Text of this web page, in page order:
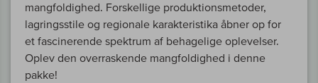
mangfoldighed. Forskellige produktionsmetoder,
lagringsstile og regionale karakteristika åbner op for
et fascinerende spektrum af behagelige oplevelser.
Oplev den overraskende mangfoldighed i denne
pakke!